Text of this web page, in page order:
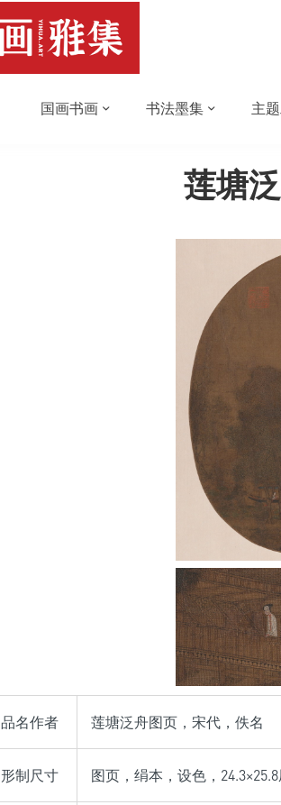
国画书画 书法墨集 主
莲塘
品名作者 莲塘泛舟图页，宋代，佚名
形制尺寸 图页，绢本，设色，